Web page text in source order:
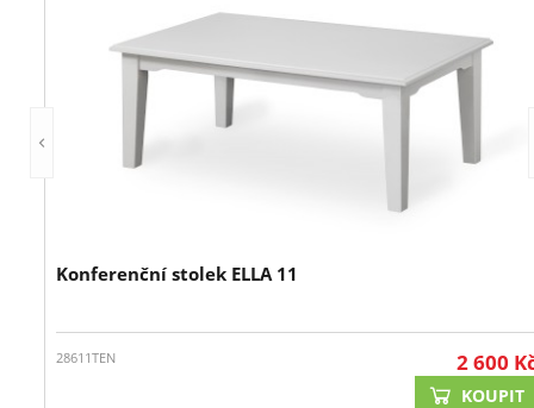
Konferenční stolek ELLA 11
28611TEN 2 600
KOUPIT